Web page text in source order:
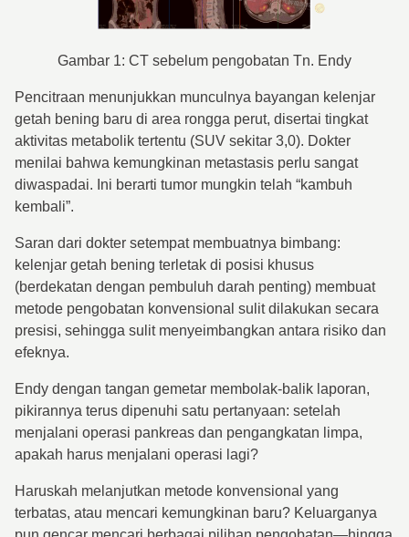
Gambar 1: CT sebelum pengobatan Tn. Endy
Pencitraan menunjukkan munculnya bayangan kelenjar
getah bening baru di area rongga perut, disertai tingkat
aktivitas metabolik tertentu (SUV sekitar 3,0). Dokter
menilai bahwa kemungkinan metastasis perlu sangat
diwaspadai. Ini berarti tumor mungkin telah “kambuh
kembali”.
Saran dari dokter setempat membuatnya bimbang:
kelenjar getah bening terletak di posisi khusus
(berdekatan dengan pembuluh darah penting) membuat
metode pengobatan konvensional sulit dilakukan secara
presisi, sehingga sulit menyeimbangkan antara risiko dan
efeknya.
Endy dengan tangan gemetar membolak-balik laporan,
pikirannya terus dipenuhi satu pertanyaan: setelah
menjalani operasi pankreas dan pengangkatan limpa,
apakah harus menjalani operasi lagi?
Haruskah melanjutkan metode konvensional yang
terbatas, atau mencari kemungkinan baru? Keluarganya